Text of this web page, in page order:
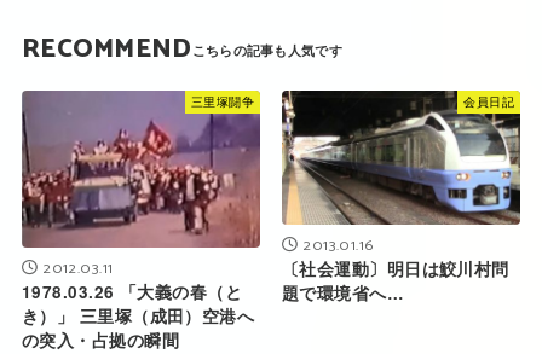
RECOMMEND
三里塚闘争
2012.03.11
1978.03.26 「大義の春（と
き）」 三里塚（成田）空港へ
の突入・占拠の瞬間
会員日記
2013.01.16
〔社会運動〕明日は鮫川村問
題で環境省へ…